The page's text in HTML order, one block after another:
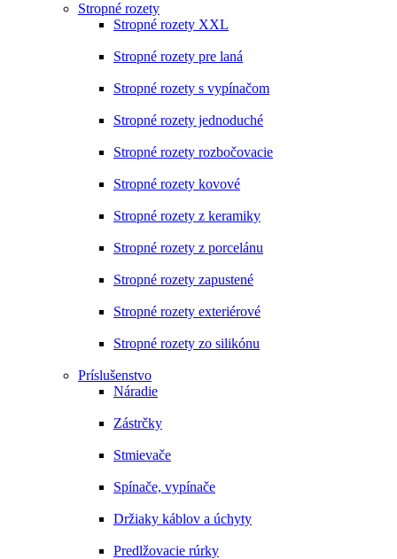
Stropné rozety
Stropné rozety XXL
Stropné rozety pre laná
Stropné rozety s vypínačom
Stropné rozety jednoduché
Stropné rozety rozbočovacie
Stropné rozety kovové
Stropné rozety z keramiky
Stropné rozety z porcelánu
Stropné rozety zapustené
Stropné rozety exteriérové
Stropné rozety zo silikónu
Príslušenstvo
Náradie
Zástrčky
Stmievače
Spínače, vypínače
Držiaky káblov a úchyty
Predlžovacie rúrky